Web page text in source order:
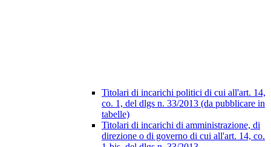
Titolari di incarichi politici di cui all'art. 14,
co. 1, del dlgs n. 33/2013 (da pubblicare in
tabelle)
Titolari di incarichi di amministrazione, di
direzione o di governo di cui all'art. 14, co.